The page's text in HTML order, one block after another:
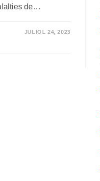
de…
JULIOL 24, 2023